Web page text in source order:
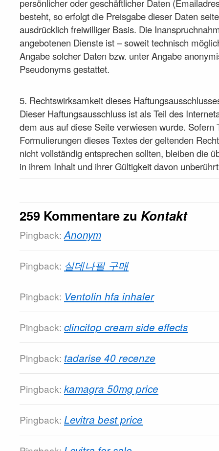
persönlicher oder geschäftlicher Daten
besteht, so erfolgt die Preisgabe dieser Daten
ausdrücklich freiwilliger Basis. Die
angebotenen Dienste ist – soweit technisch
Angabe solcher Daten bzw. unter Angabe
Pseudonyms gestattet.
5. Rechtswirksamkeit dieses
Dieser Haftungsausschluss ist als Teil des
dem aus auf diese Seite verwiesen wurde. Sofern
Formulierungen dieses Textes der geltenden
nicht vollständig entsprechen sollten, bleiben die
in ihrem Inhalt und ihrer Gültigkeit davon
259 Kommentare zu Kontakt
Pingback: Anonym
Pingback: 실데나필 구매
Pingback: Ventolin hfa inhaler
Pingback: clincitop cream side effects
Pingback: tadarise 40 recenze
Pingback: kamagra 50mg price
Pingback: Levitra best price